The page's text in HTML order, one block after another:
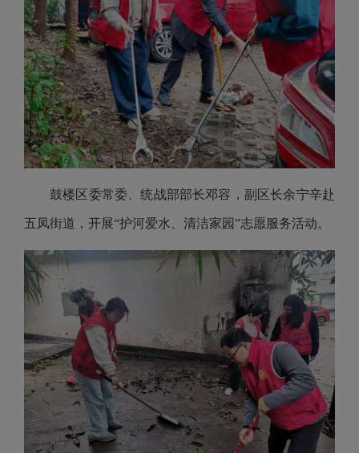
鼓楼区委常委、统战部部长邓容，副区长余宁辛赴
五凤街道，开展“护河爱水、清洁家园”志愿服务活动。